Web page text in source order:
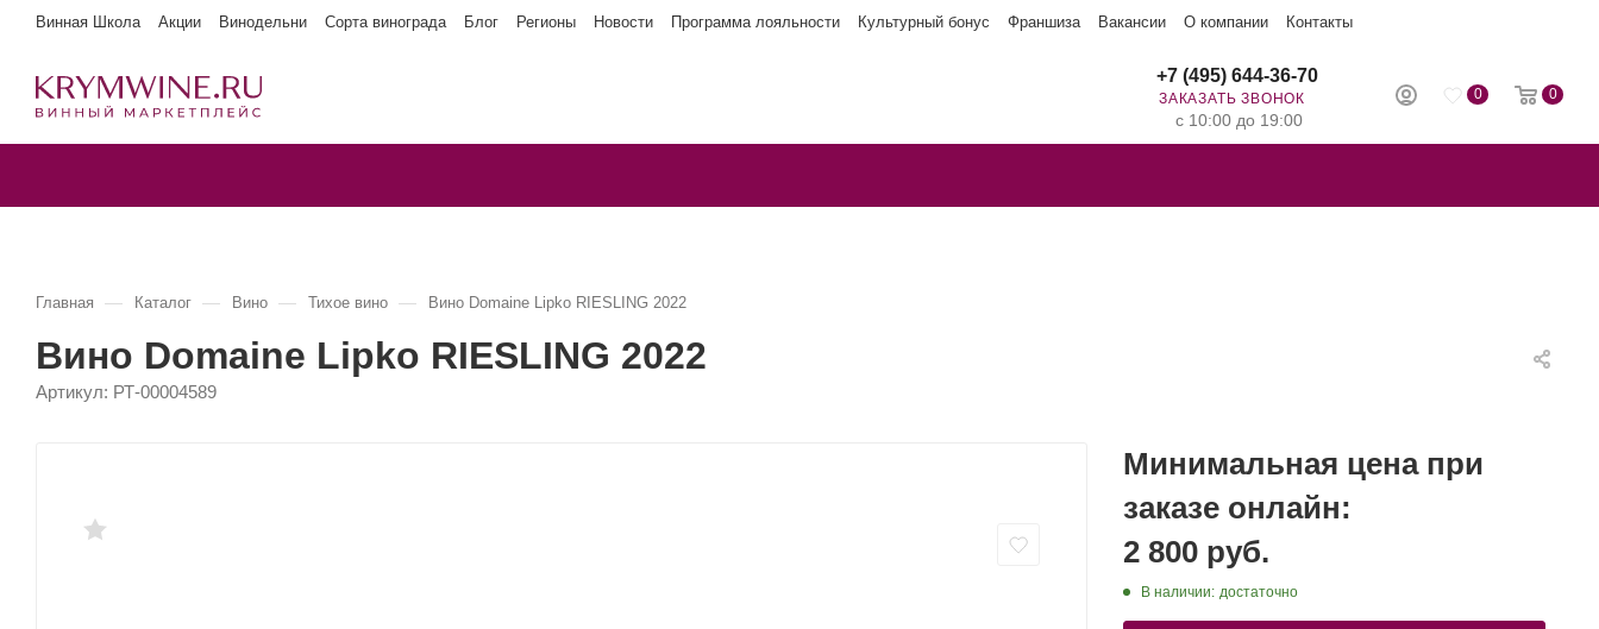
Винная Школа Акции Винодельни Сорта винограда Блог Регионы Новости Программа лояльности Культурный бонус Франшиза Вакансии О компании Контакты
0 0
+7 (495) 644-36-70
ЗАКАЗАТЬ ЗВОНОК
с 10:00 до 19:00
Главная — Каталог — Вино — Тихое вино — Вино Domaine Lipko RIESLING 2022
Вино Domaine Lipko RIESLING 2022
Артикул: РТ-00004589
Минимальная цена при
заказе онлайн:
2 800 руб.
В наличии: достаточно